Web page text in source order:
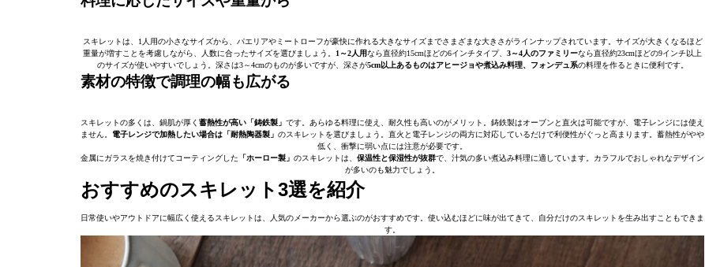
スキレットは、1人用の小さなサイズから、パエリアやミートローフが豪快に作れる大きなサイズまでさまざまな大きさがラインナップされています。サイズが大きくなるほど
重量が増すことを考慮しながら、人数に合ったサイズを選びましょう。 1～2人用なら直径約15cmほどの6インチタイプ、 3～4人のファミリーなら直径約23cmほどの9インチ以上
のサイズが使いやすいでしょう。深さは3～4cmのものが多いですが、深さが5cm以上あるものはアヒージョや煮込み料理、フォンデュ系の料理を作るときに便利です。
素材の特徴で調理の幅も広がる
スキレットの多くは、鍋肌が厚く 蓄熱性が高い「鋳鉄製」 です。あらゆる料理に使え、耐久性も高いのがメリット。鋳鉄製はオーブンと直火は可能ですが、電子レンジには使え
ません。 電子レンジで加熱したい場合は「耐熱陶器製」 のスキレットを選びましょう。直火と電子レンジの両方に対応しているだけで利便性がぐっと高まります。蓄熱性がやや
低く、衝撃に弱い点には注意が必要です。
金属にガラスを焼き付けてコーティングした 「ホーロー製」 のスキレットは、 保温性と保湿性が抜群で、汁気の多い煮込み料理に適しています。カラフルでおしゃれなデザイン
が多いのも魅力でしょう。
おすすめのスキレット3選を紹介
日常使いやアウトドアに幅広く使えるスキレットは、人気のメーカーから選ぶのがおすすめです。使い込むほどに味が出てきて、自分だけのスキレットを生み出すこともできま
す。